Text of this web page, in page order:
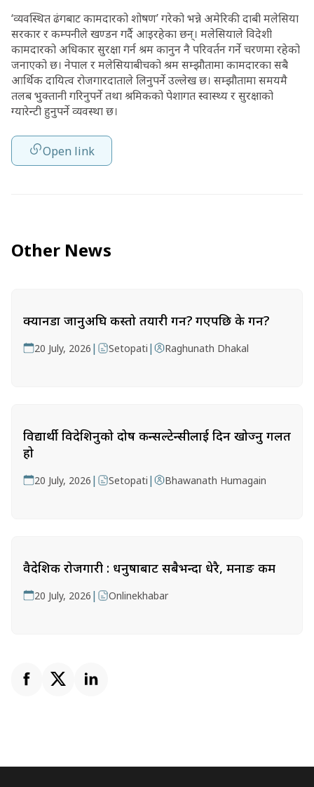
‘व्यवस्थित ढंगबाट कामदारको शोषण’ गरेको भन्ने अमेरिकी दाबी मलेसिया
सरकार र कम्पनीले खण्डन गर्दै आइरहेका छन्। मलेसियाले विदेशी
कामदारको अधिकार सुरक्षा गर्न श्रम कानुन नै परिवर्तन गर्ने चरणमा रहेको
जनाएको छ। नेपाल र मलेसियाबीचको श्रम सम्झौतामा कामदारका सबै
आर्थिक दायित्व रोजगारदाताले लिनुपर्ने उल्लेख छ। सम्झौतामा समयमै
तलब भुक्तानी गरिनुपर्ने तथा श्रमिकको पेशागत स्वास्थ्य र सुरक्षाको
ग्यारेन्टी हुनुपर्ने व्यवस्था छ।
Open link
Other News
क्यानडा जानुअघि कस्तो तयारी गर्ने? गएपछि के गर्ने?
20 July, 2026 | Setopati | Raghunath Dhakal
विद्यार्थी विदेशिनुको दोष कन्सल्टेन्सीलाई दिन खोज्नु गलत
हो
20 July, 2026 | Setopati | Bhawanath Humagain
वैदेशिक रोजगारी : धनुषाबाट सबैभन्दा धेरै, मनाङ कम
20 July, 2026 | Onlinekhabar